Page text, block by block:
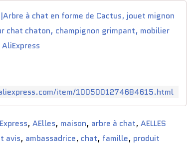
h
item/1005001274684615.html
, AElles, maison, arbre à chat, AELLES
avis, ambassadrice, chat, famille, produit